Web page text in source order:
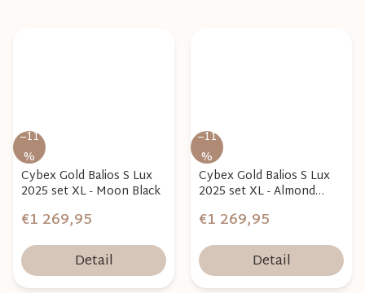
–11
%
Cybex Gold Balios S Lux
2025 set XL - Moon Black
€1 269,95
Detail
–11
%
Cybex Gold Balios S Lux
2025 set XL - Almond
€1 269,95
Detail